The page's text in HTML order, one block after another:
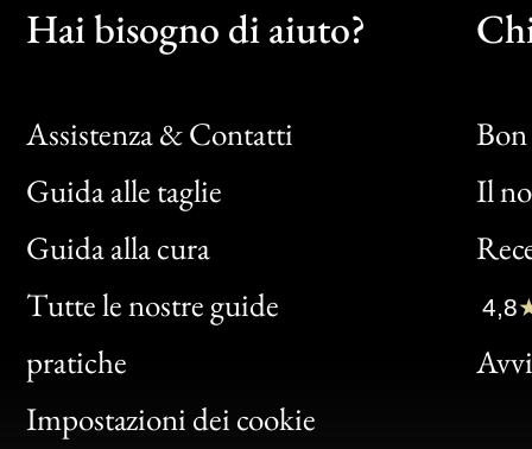
Hai bisogno di aiuto?
Assistenza & Contatti
Guida alle taglie
Guida alla cura
Tutte le nostre guide
pratiche
Impostazioni dei cookie
Il
Bon
Clic
Bon
4,8